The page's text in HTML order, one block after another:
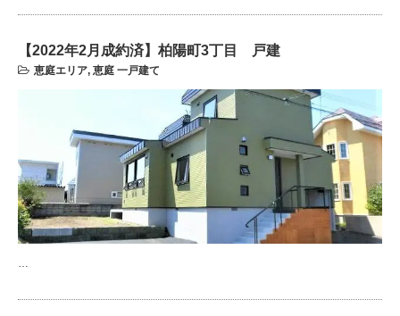
【2022年2月成約済】柏陽町3丁目 戸建
恵庭エリア, 恵庭 一戸建て
…